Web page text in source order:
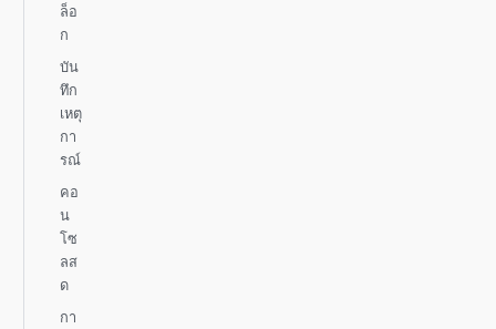
ล็อ
ก
บัน
ทึก
เหตุ
กา
รณ์
คอ
น
โซ
ลส
ด
กา